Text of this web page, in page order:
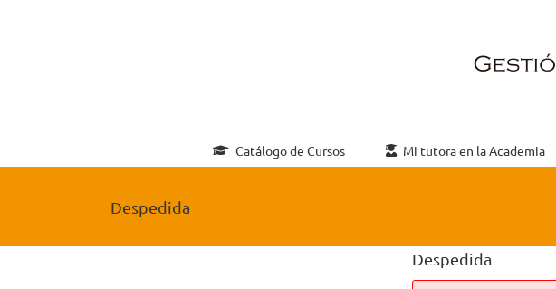
Catálogo de Cursos Mi tutora en la Academia
Despedida
Despedida